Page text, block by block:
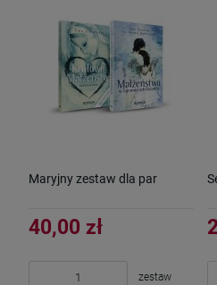
Maryjny zestaw dla par
40,00 zł
zestaw